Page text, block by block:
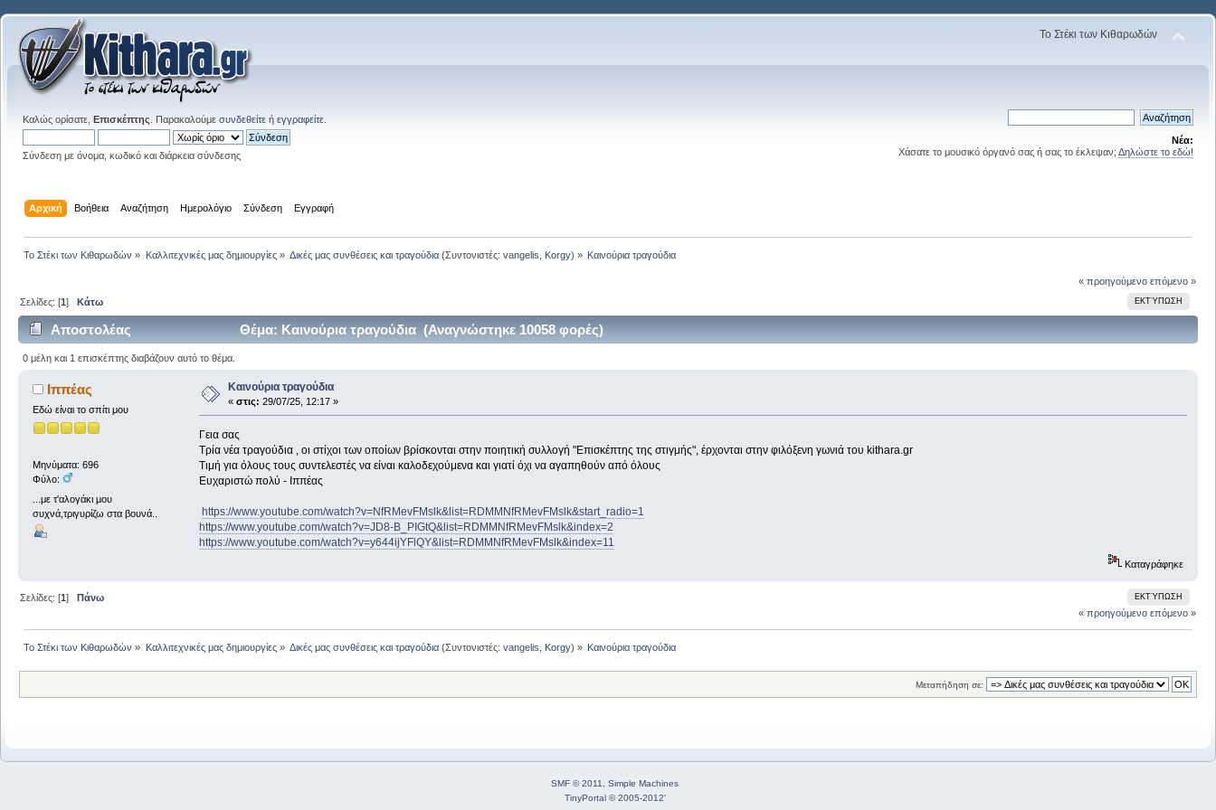
Το Στέκι των Κιθαρωδών
Καλώς ορίσατε, Επισκέπτης . Παρακαλούμε συνδεθείτε ή εγγραφείτε
Σύνδεση με όνομα, κωδικό και διάρκεια σύνδεσης
Νέα:
Χάσατε το μουσικό όργανό σας ή σας το έκλεψαν; Δηλώστε το εδώ!
Αρχική Βοήθεια Αναζήτηση Ημερολόγιο Σύνδεση Εγγραφή
Το Στέκι των Κιθαρωδών » Καλλιτεχνικές μας δημιουργίες» Δικές μας συνθέσεις και τραγούδια(Συντονιστές: vangelis Korgy) » Καινούρια τραγούδια
« προηγούμενο επόμενο »
ΕΚΤΎΠΩΣΗ
Σελίδες: [1]Κάτω
Αποστολέας Θέμα: Καινούρια τραγούδια (Αναγνώστηκε 10058 φορές)
0 μέλη και 1 επισκέπτης διαβάζουν αυτό το θέμα.
Ιππέας
Εδώ είναι το σπίτι μου
Μηνύματα: 696
Φύλο:
...με τ'αλογάκι μου
συχνά,τριγυρίζω στα βουνά..
Καινούρια τραγούδια
« στις: 29/07/25, 12:17 »
Γεια σας
Τρία νέα τραγούδια , οι στίχοι των οποίων βρίσκονται στην ποιητική συλλογή "Επισκέπτης της στιγμής", έρχονται στην φιλόξενη γωνιά του kithara.gr
Τιμή για όλους τους συντελεστές να είναι καλοδεχούμενα και γιατί όχι να αγαπηθούν από όλους
Ευχαριστώ πολύ - Ιππέας
https://www.youtube.com/watch?v=NfRMevFMslk&list=RDMMNfRMevFMslk&start_radio=1
https://www.youtube.com/watch?v=JD8-B_PIGtQ&list=RDMMNfRMevFMslk&index=2
https://www.youtube.com/watch?v=y644ijYFlQY&list=RDMMNfRMevFMslk&index=11
Καταγράφηκε
ΕΚΤΎΠΩΣΗ
Σελίδες: [1]Πάνω
« προηγούμενο επόμενο »
Το Στέκι των Κιθαρωδών » Καλλιτεχνικές μας δημιουργίες» Δικές μας συνθέσεις και τραγούδια(Συντονιστές: vangelis Korgy) » Καινούρια τραγούδια
Μεταπήδηση σε:
SMF © 2011
Simple Machines
TinyPortal © 2005-2012'